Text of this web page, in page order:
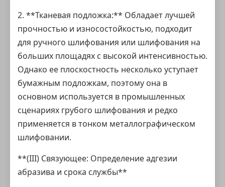
2. **Тканевая подложка:** Обладает лучшей
прочностью и износостойкостью, подходит
для ручного шлифования или шлифования на
больших площадях с высокой интенсивностью.
Однако ее плоскостность несколько уступает
бумажным подложкам, поэтому она в
основном используется в промышленных
сценариях грубого шлифования и редко
применяется в тонком металлографическом
шлифовании.
**(III) Связующее: Определение адгезии
абразива и срока службы**